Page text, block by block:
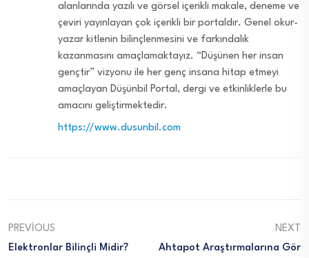
alanlarında yazılı ve görsel içerikli makale, deneme ve
çeviri yayınlayan çok içerikli bir portaldır. Genel okur-
yazar kitlenin bilinçlenmesini ve farkındalık
kazanmasını amaçlamaktayız. “Düşünen her insan
gençtir” vizyonu ile her genç insana hitap etmeyi
amaçlayan Düşünbil Portal, dergi ve etkinliklerle bu
amacını geliştirmektedir.
https://www.dusunbil.com
PREVIOUS
Elektronlar Bilinçli Midir?
NEXT
Ahtapot Araştırmalarına Gör